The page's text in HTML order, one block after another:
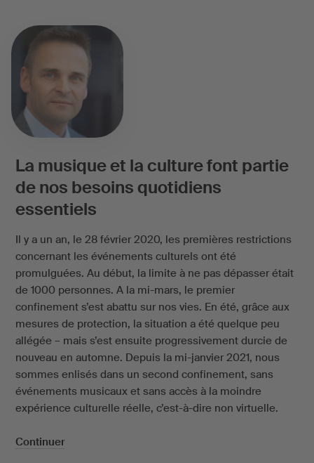
La musique et la culture font partie
de nos besoins quotidiens
essentiels
Il y a un an, le 28 février 2020, les premières restrictions
concernant les événements culturels ont été
promulguées. Au début, la limite à ne pas dépasser était
de 1000 personnes. A la mi-mars, le premier
confinement s’est abattu sur nos vies. En été, grâce aux
mesures de protection, la situation a été quelque peu
allégée – mais s’est ensuite progressivement durcie de
nouveau en automne. Depuis la mi-janvier 2021, nous
sommes enlisés dans un second confinement, sans
événements musicaux et sans accès à la moindre
expérience culturelle réelle, c’est-à-dire non virtuelle.
Continuer